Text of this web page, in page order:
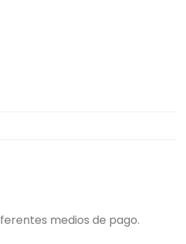
medios de pago.